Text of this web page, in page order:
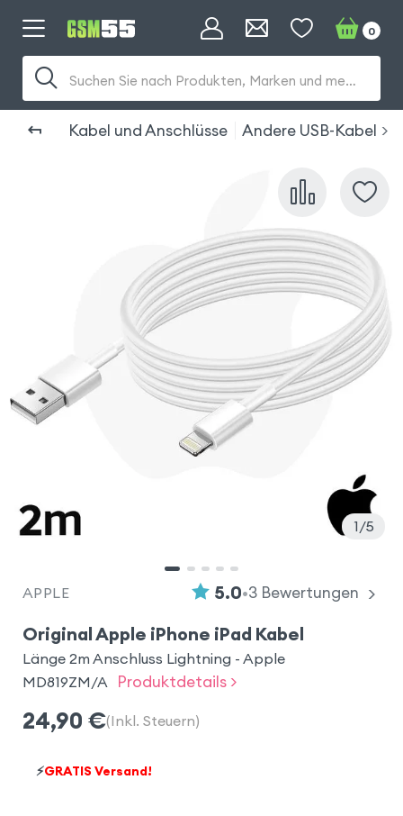
Suchen Sie nach Produkten, Marken und mehr...
0
Kabel und Anschlüsse Andere USB-Kabel
1 5
APPLE 5.0•3 Bewertungen
Original Apple iPhone iPad Kabel
Länge 2m Anschluss Lightning - Apple
MD819ZM/A
Produktdetails >
24,90 €(Inkl. Steuern)
⚡GRATIS Versand!